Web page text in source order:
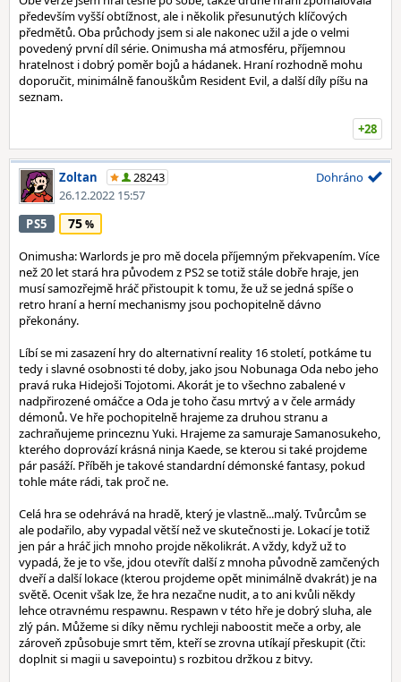
především vyšší obtížnost, ale i několik přesunutých klíčových
předmětů. Oba průchody jsem si ale nakonec užil a jde o velmi
povedený první díl série. Onimusha má atmosféru, příjemnou
hratelnost i dobrý poměr bojů a hádanek. Hraní rozhodně mohu
doporučit, minimálně fanouškům Resident Evil, a další díly píšu na
seznam.
+28
Zoltan
28243
26.12.2022 15:57
Dohráno
PS5 75
Onimusha: Warlords je pro mě docela příjemným překvapením. Více
než 20 let stará hra původem z PS2 se totiž stále dobře hraje, jen
musí samozřejmě hráč přistoupit k tomu, že už se jedná spíše o
retro hraní a herní mechanismy jsou pochopitelně dávno
překonány.
Líbí se mi zasazení hry do alternativní reality 16 století, potkáme tu
tedy i slavné osobnosti té doby, jako jsou Nobunaga Oda nebo jeho
pravá ruka Hidejoši Tojotomi. Akorát je to všechno zabalené v
nadpřirozené omáčce a Oda je toho času mrtvý a v čele armády
démonů. Ve hře pochopitelně hrajeme za druhou stranu a
zachraňujeme princeznu Yuki. Hrajeme za samuraje Samanosukeho,
kterého doprovází krásná ninja Kaede, se kterou si také projdeme
pár pasáží. Příběh je takové standardní démonské fantasy, pokud
tohle máte rádi, tak proč ne.
Celá hra se odehrává na hradě, který je vlastně...malý. Tvůrcům se
ale podařilo, aby vypadal větší než ve skutečnosti je. Lokací je totiž
jen pár a hráč jich mnoho projde několikrát. A vždy, když už to
vypadá, že je to vše, jdou otevřít další z mnoha původně zamčených
dveří a další lokace (kterou projdeme opět minimálně dvakrát) je na
světě. Ocenit však lze, že hra nezačne nudit, a to ani kvůli někdy
lehce otravnému respawnu. Respawn v této hře je dobrý sluha, ale
zlý pán. Můžeme si díky němu rychleji naboostit meče a orby, ale
zároveň způsobuje smrt těm, kteří se zrovna utíkají přeskupit (čti:
doplnit si magii u savepointu) s rozbitou držkou z bitvy.